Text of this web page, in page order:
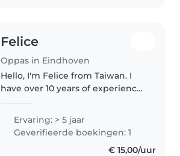
Felice
Oppas in Eindhoven
Hello, I'm Felice from Taiwan. I
have over 10 years of experience
from newborns to 12 years old.
Growing up, my mother ran a
daycare center and a cram..
Ervaring: > 5 jaar
Geverifieerde boekingen: 1
€ 15,00/uur